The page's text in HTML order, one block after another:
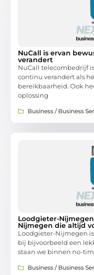
NuCall is ervan
verandert
NuCall telecombedrijf
continu verandert als
bereikbaarheid. Ook
oplossing
Business / Business
Loodgieter-
Nijmegen die altijd
Loodgieter-Nijmegen
bij bijvoorbeeld een
staan we binnen no-
Business / Business